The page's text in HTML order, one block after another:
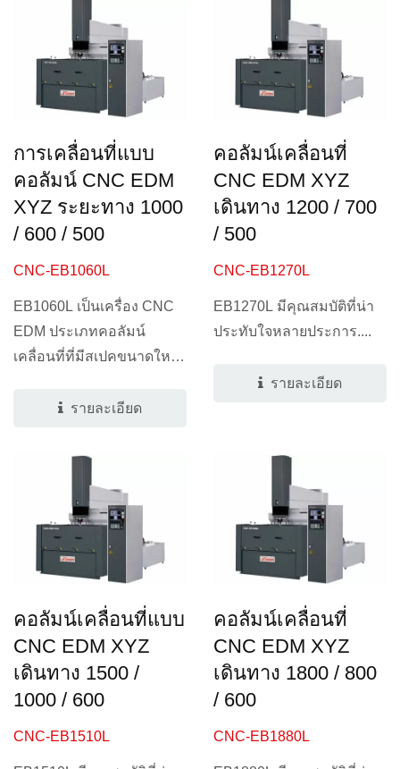
การเคลื่อนที่แบบ
คอลัมน์ CNC EDM
XYZ ระยะทาง 1000
/ 600 / 500
CNC-EB1060L
EB1060L เป็นเครื่อง CNC
EDM ประเภทคอลัมน์
เคลื่อนที่ที่มีสเปคขนาดใหญ่
สูงเดียวกัน...รายละเอียด
คอลัมน์เคลื่อนที่
CNC EDM XYZ
เดินทาง 1200 / 700
/ 500
CNC-EB1270L
EB1270L มีคุณสมบัติที่น่า
ประทับใจหลายประการ....
รายละเอียด
คอลัมน์เคลื่อนที่แบบ
CNC EDM XYZ
เดินทาง 1500 /
1000 / 600
CNC-EB1510L
คอลัมน์เคลื่อนที่
CNC EDM XYZ
เดินทาง 1800 / 800
/ 600
CNC-EB1880L